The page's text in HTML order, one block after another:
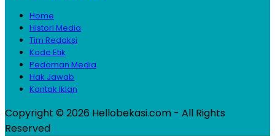
Home
Histori Media
Tim Redaksi
Kode Etik
Pedoman Media
Hak Jawab
Kontak Iklan
Copyright © 2026 Hellobekasi.com - All Rights
Reserved